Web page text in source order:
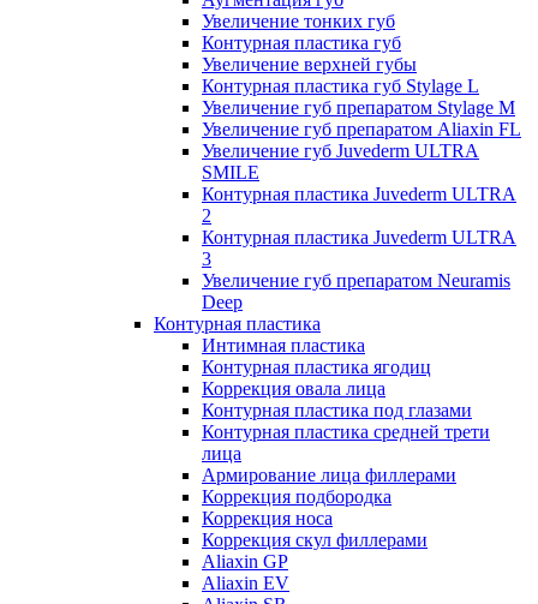
Увеличение тонких губ
Контурная пластика губ
Увеличение верхней губы
Контурная пластика губ Stylage L
Увеличение губ препаратом Stylage M
Увеличение губ препаратом Aliaxin FL
Увеличение губ Juvederm ULTRA
SMILE
Контурная пластика Juvederm ULTRA
2
Контурная пластика Juvederm ULTRA
3
Увеличение губ препаратом Neuramis
Deep
Контурная пластика
Интимная пластика
Контурная пластика ягодиц
Коррекция овала лица
Контурная пластика под глазами
Контурная пластика средней трети
лица
Армирование лица филлерами
Коррекция подбородка
Коррекция носа
Коррекция скул филлерами
Aliaxin GP
Aliaxin EV